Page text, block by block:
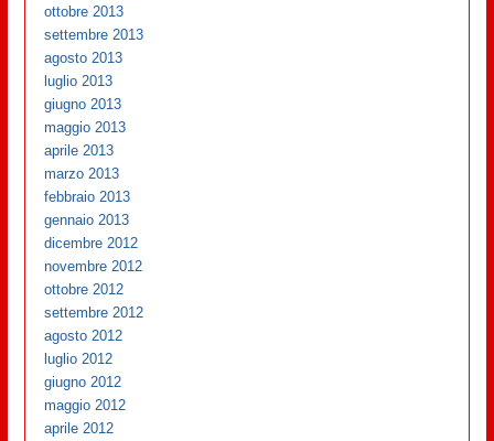
ottobre 2013
settembre 2013
agosto 2013
luglio 2013
giugno 2013
maggio 2013
aprile 2013
marzo 2013
febbraio 2013
gennaio 2013
dicembre 2012
novembre 2012
ottobre 2012
settembre 2012
agosto 2012
luglio 2012
giugno 2012
maggio 2012
aprile 2012